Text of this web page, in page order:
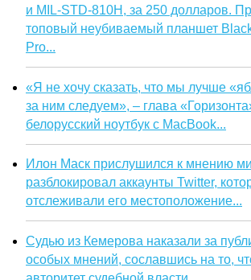
и MIL-STD-810H, за 250 долларов.
топовый неубиваемый планшет
Pro...
«Я не хочу сказать, что мы лучше
за ним следуем», – глава
белорусский ноутбук с MacBook...
Илон Маск прислушился к мнению
разблокировал аккаунты Twitter,
отслеживали его местоположение...
Судью из Кемерова наказали за
особых мнений, сославшись на то,